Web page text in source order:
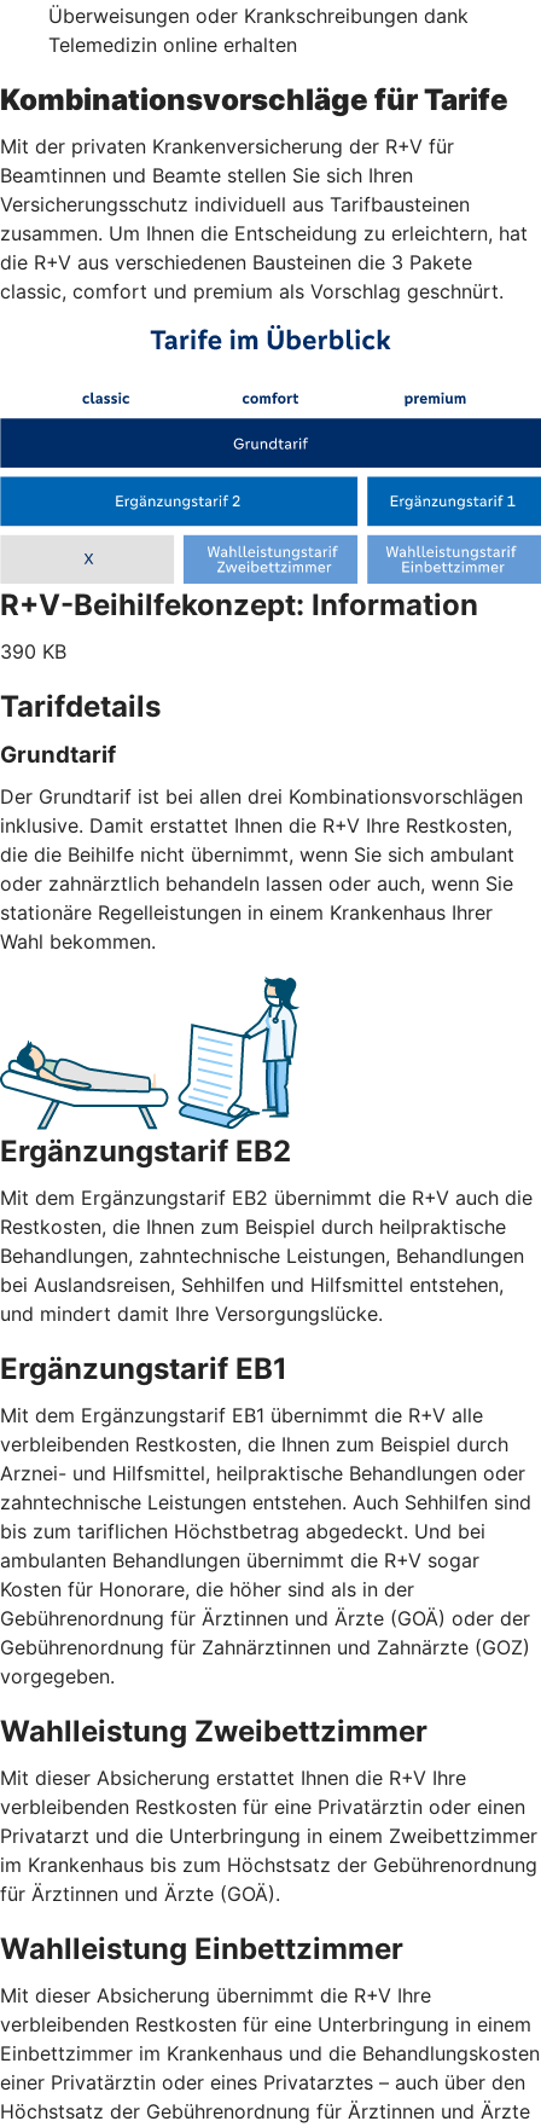
Überweisungen oder Krankschreibungen dank
Telemedizin online erhalten
Kombinationsvorschläge für Tarife
Mit der privaten Krankenversicherung der R+V für
Beamtinnen und Beamte stellen Sie sich Ihren
Versicherungsschutz individuell aus Tarifbausteinen
zusammen. Um Ihnen die Entscheidung zu erleichtern, hat
die R+V aus verschiedenen Bausteinen die 3 Pakete
classic, comfort und premium als Vorschlag geschnürt.
R+V-Beihilfekonzept: Information
390 KB
Tarifdetails
Grundtarif
Der Grundtarif ist bei allen drei Kombinationsvorschlägen
inklusive. Damit erstattet Ihnen die R+V Ihre Restkosten,
die die Beihilfe nicht übernimmt, wenn Sie sich ambulant
oder zahnärztlich behandeln lassen oder auch, wenn Sie
stationäre Regelleistungen in einem Krankenhaus Ihrer
Wahl bekommen.
Ergänzungstarif EB2
Mit dem Ergänzungstarif EB2 übernimmt die R+V auch die
Restkosten, die Ihnen zum Beispiel durch heilpraktische
Behandlungen, zahntechnische Leistungen, Behandlungen
bei Auslandsreisen, Sehhilfen und Hilfsmittel entstehen,
und mindert damit Ihre Versorgungslücke.
Ergänzungstarif EB1
Mit dem Ergänzungstarif EB1 übernimmt die R+V alle
verbleibenden Restkosten, die Ihnen zum Beispiel durch
Arznei- und Hilfsmittel, heilpraktische Behandlungen oder
zahntechnische Leistungen entstehen. Auch Sehhilfen sind
bis zum tariflichen Höchstbetrag abgedeckt. Und bei
ambulanten Behandlungen übernimmt die R+V sogar
Kosten für Honorare, die höher sind als in der
Gebührenordnung für Ärztinnen und Ärzte (GOÄ) oder der
Gebührenordnung für Zahnärztinnen und Zahnärzte (GOZ)
vorgegeben.
Wahlleistung Zweibettzimmer
Mit dieser Absicherung erstattet Ihnen die R+V Ihre
verbleibenden Restkosten für eine Privatärztin oder einen
Privatarzt und die Unterbringung in einem Zweibettzimmer
im Krankenhaus bis zum Höchstsatz der Gebührenordnung
für Ärztinnen und Ärzte (GOÄ).
Wahlleistung Einbettzimmer
Mit dieser Absicherung übernimmt die R+V Ihre
verbleibenden Restkosten für eine Unterbringung in einem
Einbettzimmer im Krankenhaus und die Behandlungskosten
einer Privatärztin oder eines Privatarztes – auch über den
Höchstsatz der Gebührenordnung für Ärztinnen und Ärzte